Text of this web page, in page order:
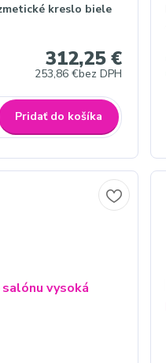
kreslo biele
312,25 €
253,86 €bez DPH
Pridať do košíka